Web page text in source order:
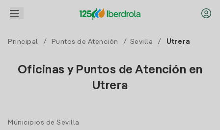
Principal / Puntos de Atención / Sevilla / Utrera
Oficinas y Puntos de Atención en
Utrera
Municipios de Sevilla